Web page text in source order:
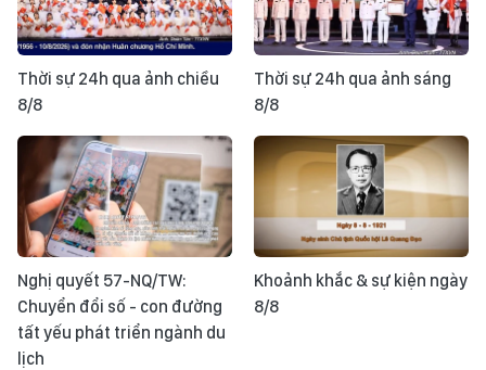
Thời sự 24h qua ảnh chiều
8/8
Thời sự 24h qua ảnh sáng
8/8
Nghị quyết 57-NQ/TW:
Chuyển đổi số - con đường
tất yếu phát triển ngành du
lịch
Khoảnh khắc & sự kiện ngày
8/8